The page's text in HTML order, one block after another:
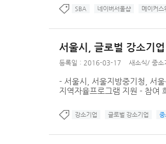
SBA 네이버서울샵 메이커스
서울시, 글로벌 강소기
등록일 : 2016-03-17 새소식/ 중소
- 서울시, 서울지방중기청, 서
지역자율프로그램 지원 - 참여
강소기업 글로벌 강소기업 중